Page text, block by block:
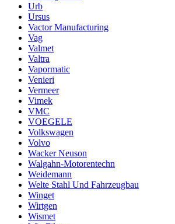
Urb
Ursus
Vactor Manufacturing
Vag
Valmet
Valtra
Vapormatic
Venieri
Vermeer
Vimek
VMC
VOEGELE
Volkswagen
Volvo
Wacker Neuson
Walgahn-Motorentechn
Weidemann
Welte Stahl Und Fahrzeugbau
Winget
Wirtgen
Wismet